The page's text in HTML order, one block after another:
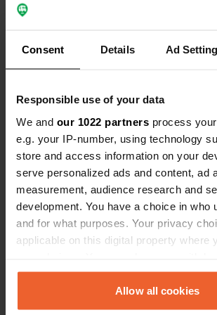
Consent Details Ad
Responsible use of your data
We and our 1022 partners process
e.g. your IP-number, using technology
store and access information on your
serve personalized ads and content, ad
measurement, audience research and
development. You have a choice in who
and for what purposes. Your privacy
applicable on this digital property where
any time from the Cookie Declaration or
the Privacy trigger icon.Allow all cookies
apprécié que notre camping-car soit
toute vitesse vers nous. Nous avons
altitude absolument magnifiques !
Voir tous les 23 avis
Contact
Emplacement
Duinenstraat 284
51° 11' 51" N 2° 50' 33" E